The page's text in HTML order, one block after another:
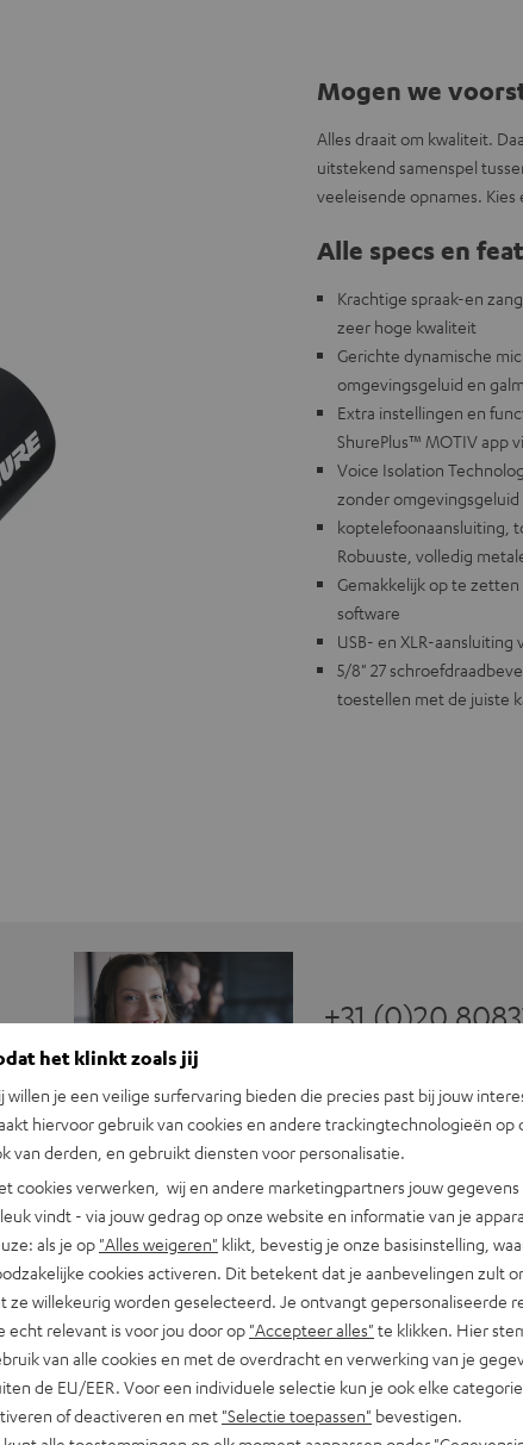
Mogen we
Alles draait om kwaliteit.
uitstekend samenspel
veeleisende opnames.
Alle specs en
Krachtige spraak-en
zeer hoge kwaliteit
Gerichte dynamische
omgevingsgeluid en
Extra instellingen en
ShurePlus™ MOTIV app
Voice Isolation
zonder omgevingsgeluid
koptelefoonaansluiting,
Robuuste, volledig
Gemakkelijk op te
software
USB- en XLR-
5/8" 27
toestellen met de juiste
+31 (0)20
het klinkt zoals jij
willen je een veilige surfervaring bieden die precies past bij jouw
hiervoor gebruik van cookies en andere trackingtechnologieën op
van derden, en gebruikt diensten voor personalisatie.
cookies verwerken, wij en andere marketingpartners jouw
vindt - via jouw gedrag op onze website en informatie van je
als je op "Alles weigeren" klikt, bevestig je onze basisinstelling,
cookies activeren. Dit betekent dat je aanbevelingen zult
ze willekeurig worden geselecteerd. Je ontvangt gepersonaliseerde
echt relevant is voor jou door op "Accepteer alles" te klikken. Hier
van alle cookies en met de overdracht en verwerking van je
de EU/EER. Voor een individuele selectie kun je ook elke
of deactiveren en met "Selectie toepassen" bevestigen.